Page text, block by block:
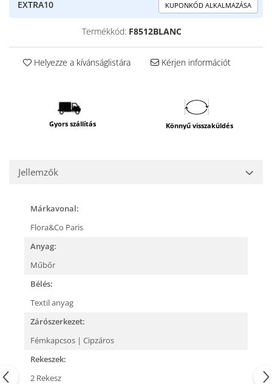
EXTRA10 KUPONKÓD ALKALMAZÁSA
Termékkód: F8512BLANC
Helyezze a kívánságlistára Kérjen információt
Gyors szállítás Könnyű visszaküldés
Jellemzők
Márkavonal:
Flora&Co Paris
Anyag:
Műbőr
Bélés:
Textil anyag
Zárószerkezet:
Fémkapcsos | Cipzáros
Rekeszek:
2 Rekesz